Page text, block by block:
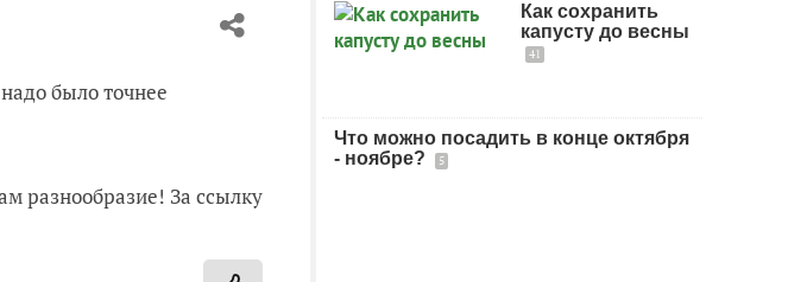
было точнее
разнообразие! За ссылку
Как сохранить
капусту до весны
41
Что можно посадить в конце октября
- ноябре?
5